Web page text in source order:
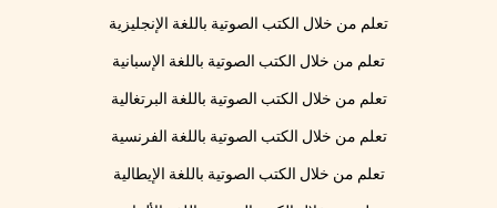
تعلم من خلال الكتب الصوتية باللغة الإنجليزية
تعلم من خلال الكتب الصوتية باللغة الإسبانية
تعلم من خلال الكتب الصوتية باللغة البرتغالية
تعلم من خلال الكتب الصوتية باللغة الفرنسية
تعلم من خلال الكتب الصوتية باللغة الإيطالية